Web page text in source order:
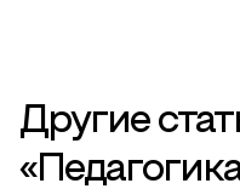
Другие